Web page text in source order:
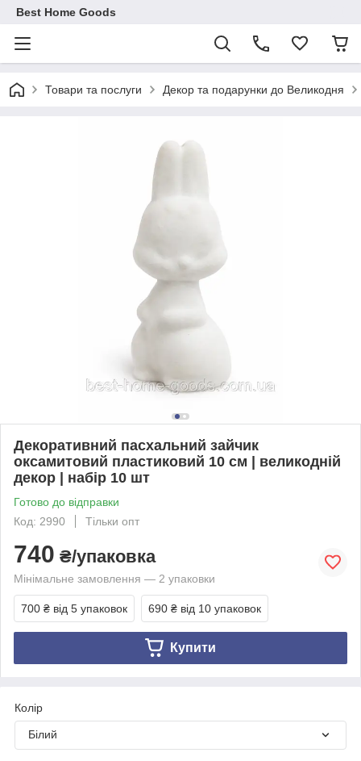
Best Home Goods
Товари та послуги Декор та подарунки до Великодня
Декоративний пасхальний зайчик
оксамитовий пластиковий 10 см | великодній
декор | набір 10 шт
Готово до відправки
Код: 2990
Тільки опт
740 ₴/упаковка
Мінімальне замовлення — 2 упаковки
700 ₴ від 5 упаковок 690 ₴ від 10 упаковок
Купити
Колір
Білий